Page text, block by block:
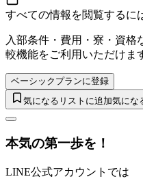
すべての情報を閲覧するに
入部条件・費用・寮・資格
較機能をご利用いただけま
ベーシックプランに登録
気になるリストに追加気にな
本気の第一歩を！
LINE公式アカウントでは